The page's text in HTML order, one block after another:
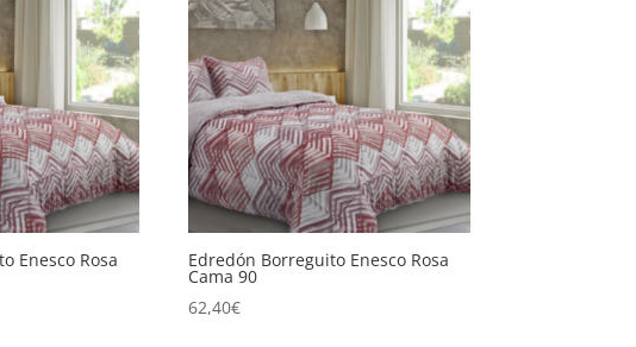
Enesco Rosa Edredón Borreguito Enesco Rosa
Cama 90
62,40€